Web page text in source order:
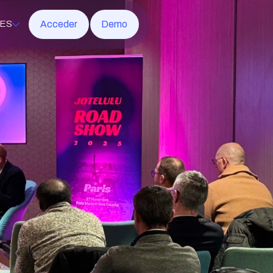
ES Acceder Demo
365
de red
virtuales
gestionada